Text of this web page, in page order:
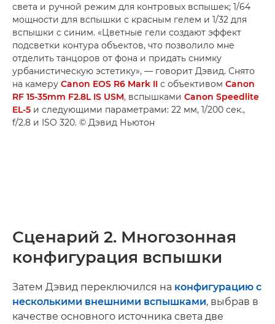
света и ручной режим для контровых вспышек; 1/64
мощности для вспышки с красным гелем и 1/32 для
вспышки с синим. «Цветные гели создают эффект
подсветки контура объектов, что позволило мне
отделить танцоров от фона и придать снимку
урбанистическую эстетику», — говорит Дэвид. Снято
на камеру Canon EOS R6 Mark II с объективом Canon
RF 15-35mm F2.8L IS USM, вспышками Canon Speedlite
EL-5 и следующими параметрами: 22 мм, 1/200 сек.,
f/2.8 и ISO 320. © Дэвид Ньютон
Сценарий 2. Многозонная
конфигурация вспышки
Затем Дэвид переключился на конфигурацию с
несколькими внешними вспышками, выбрав в
качестве основного источника света две